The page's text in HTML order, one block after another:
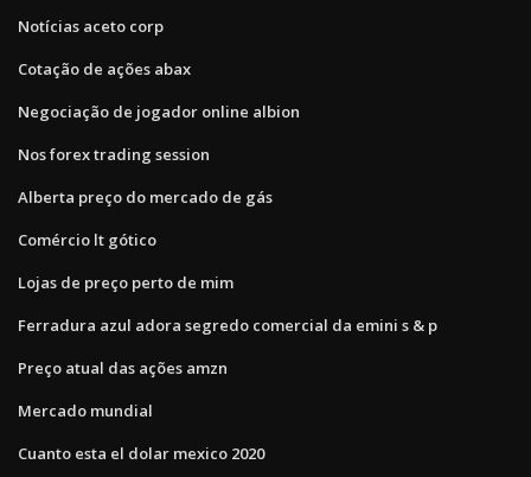
Notícias aceto corp
Cotação de ações abax
Negociação de jogador online albion
Nos forex trading session
Alberta preço do mercado de gás
Comércio lt gótico
Lojas de preço perto de mim
Ferradura azul adora segredo comercial da emini s & p
Preço atual das ações amzn
Mercado mundial
Cuanto esta el dolar mexico 2020